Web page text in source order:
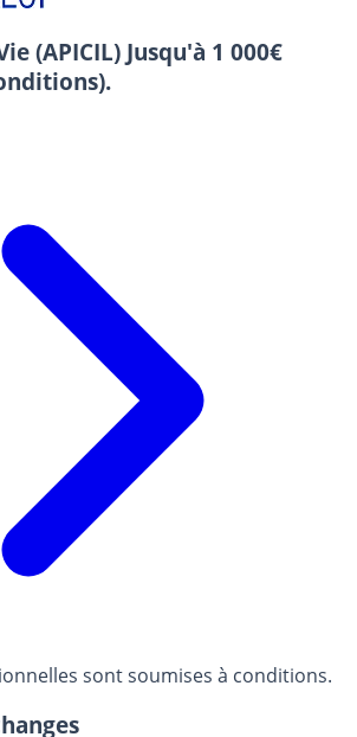
(APICIL) Jusqu'à 1 000€
sont soumises à conditions.